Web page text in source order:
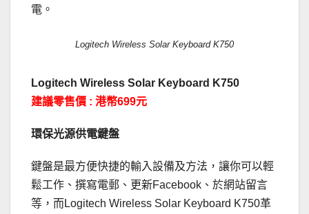
電。
Logitech Wireless Solar Keyboard K750
Logitech Wireless Solar Keyboard K750
建議零售價 : 港幣699元
環保光源供電鍵盤
鍵盤是最方便快捷的輸入設備及方法，讓你可以輕
鬆工作、撰寫電郵、更新Facebook、於網站留言
等，而Logitech Wireless Solar Keyboard K750革